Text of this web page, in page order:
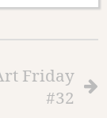
Friday
#32